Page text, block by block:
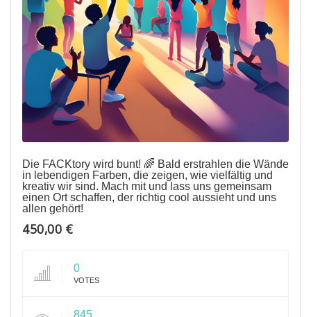
Die FACKtory wird bunt! 🌈 Bald erstrahlen die Wände
in lebendigen Farben, die zeigen, wie vielfältig und
kreativ wir sind. Mach mit und lass uns gemeinsam
einen Ort schaffen, der richtig cool aussieht und uns
allen gehört!
450,00 €
0
VOTES
845